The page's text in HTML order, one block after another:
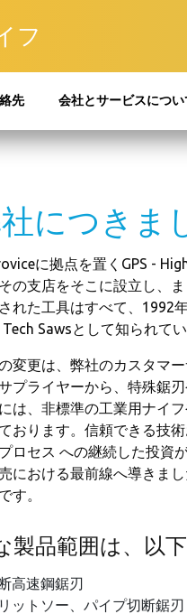
フ
先 会社とサービスについ
につきま
に拠点を置くGPS -
の支店をそこに設立し、
れた工具はすべて、1992
Sawsとして知られてい
変更は、弊社のカスタマ
プライヤーから、特殊鋸
は、非標準の工業用ナイ
おります。信頼できる技
ロセス への継続した投資
における最前線へ導きま
す。
製品範囲は、以
高速鋼鋸刃
ットソー、パイプ切断鋸刃